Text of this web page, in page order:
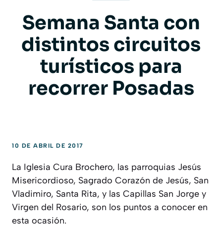
Semana Santa con
distintos circuitos
turísticos para
recorrer Posadas
10 DE ABRIL DE 2017
La Iglesia Cura Brochero, las parroquias Jesús
Misericordioso, Sagrado Corazón de Jesús, San
Vladimiro, Santa Rita, y las Capillas San Jorge y
Virgen del Rosario, son los puntos a conocer en
esta ocasión.